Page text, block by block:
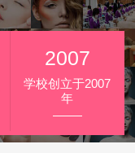
2007
学校创立于2007
年